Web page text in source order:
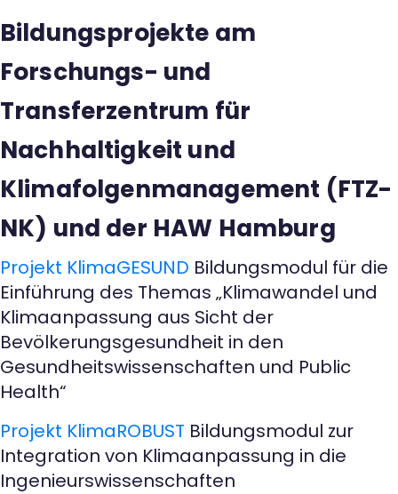
Bildungsprojekte am
Forschungs- und
Transferzentrum für
Nachhaltigkeit und
Klimafolgenmanagement (FTZ-
NK) und der HAW Hamburg
Projekt KlimaGESUND Bildungsmodul für die
Einführung des Themas „Klimawandel und
Klimaanpassung aus Sicht der
Bevölkerungsgesundheit in den
Gesundheitswissenschaften und Public
Health“
Projekt KlimaROBUST Bildungsmodul zur
Integration von Klimaanpassung in die
Ingenieurswissenschaften